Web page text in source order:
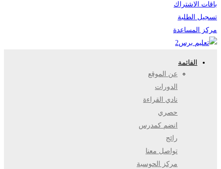
باقات الاشتراك
تسجيل الطلبة
مركز المساعدة
القائمة
عن الموقع
الدورات
نادي القراءة
حصري
انضم كمدرس
رائج
تواصل معنا
مركز الحوسبة